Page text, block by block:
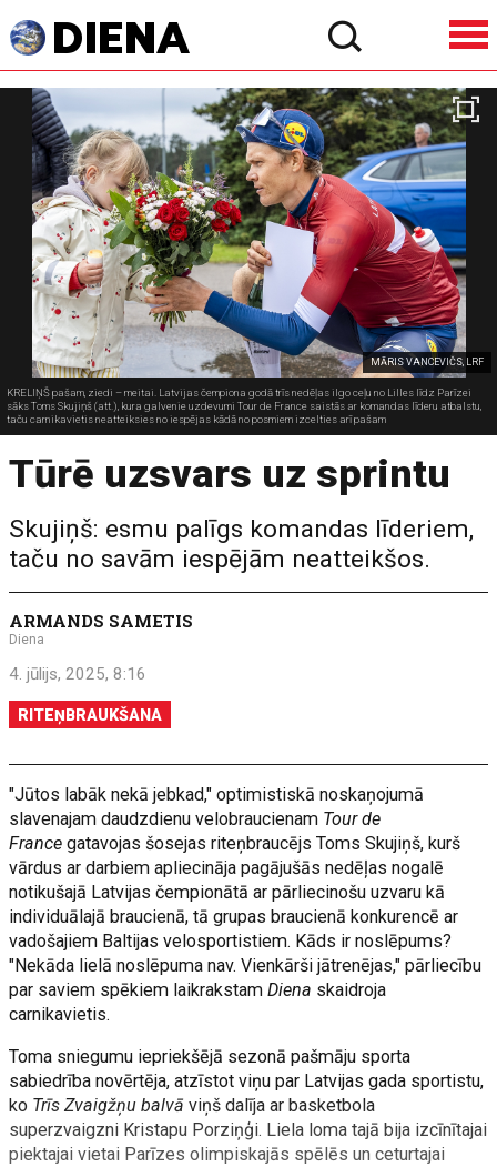
MĀRIS VANCEVIČS, LRF
KRELIŅŠ pašam, ziedi – meitai. Latvijas čempiona godā trīs nedēļas ilgo ceļu no Lilles līdz Parīzei
sāks Toms Skujiņš (att.), kura galvenie uzdevumi Tour de France saistās ar komandas līderu atbalstu,
taču carnikavietis neatteiksies no iespējas kādā no posmiem izcelties arī pašam
Tūrē uzsvars uz sprintu
Skujiņš: esmu palīgs komandas līderiem,
taču no savām iespējām neatteikšos.
ARMANDS SAMETIS
Diena
4. jūlijs, 2025, 8:16
RITEŅBRAUKŠANA
"Jūtos labāk nekā jebkad," optimistiskā noskaņojumā
slavenajam daudzdienu velobraucienam Tour de
France gatavojas šosejas riteņbraucējs Toms Skujiņš, kurš
vārdus ar darbiem apliecināja pagājušās nedēļas nogalē
notikušajā Latvijas čempionātā ar pārliecinošu uzvaru kā
individuālajā braucienā, tā grupas braucienā konkurencē ar
vadošajiem Baltijas velosportistiem. Kāds ir noslēpums?
"Nekāda lielā noslēpuma nav. Vienkārši jātrenējas," pārliecību
par saviem spēkiem laikrakstamDiena skaidroja
carnikavietis.
Toma sniegumu iepriekšējā sezonā pašmāju sporta
sabiedrība novērtēja, atzīstot viņu par Latvijas gada sportistu,
ko Trīs Zvaigžņu balvā viņš dalīja ar basketbola
superzvaigzni Kristapu Porziņģi. Liela loma tajā bija izcīnītajai
piektajai vietai Parīzes olimpiskajās spēlēs un ceturtajai